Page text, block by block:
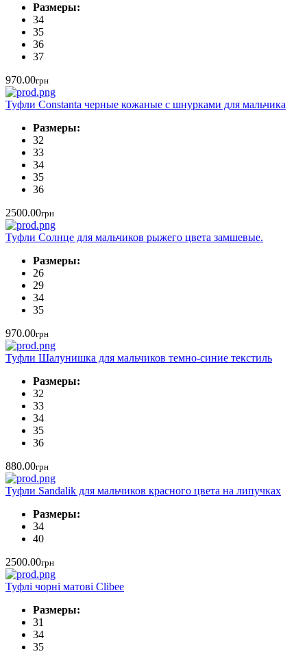
Размеры:
34
35
36
37
970.00грн
Туфли Constanta черные кожаные с шнурками для мальчика
Размеры:
32
33
34
35
36
2500.00грн
Туфли Солнце для мальчиков рыжего цвета замшевые.
Размеры:
26
29
34
35
970.00грн
Туфли Шалунишка для мальчиков темно-синие текстиль
Размеры:
32
33
34
35
36
880.00грн
Туфли Sandalik для мальчиков красного цвета на липучках
Размеры:
34
40
2500.00грн
Туфлі чорні матові Clibee
Размеры:
31
34
35